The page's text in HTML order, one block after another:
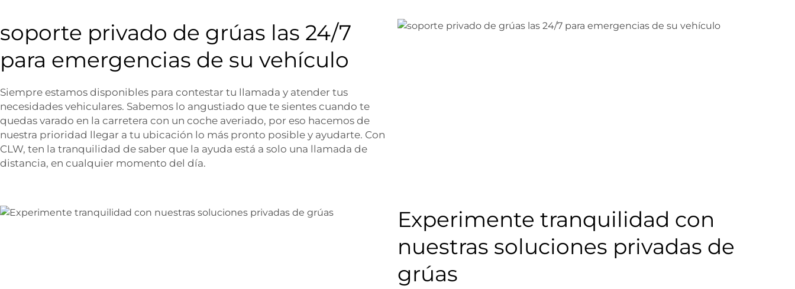
soporte privado de grúas las 24/7
para emergencias de su vehículo
Siempre estamos disponibles para contestar tu llamada y atender tus
necesidades vehiculares. Sabemos lo angustiado que te sientes cuando te
quedas varado en la carretera con un coche averiado, por eso hacemos de
nuestra prioridad llegar a tu ubicación lo más pronto posible y ayudarte. Con
CLW, ten la tranquilidad de saber que la ayuda está a solo una llamada de
distancia, en cualquier momento del día.
Experimente tranquilidad con
nuestras soluciones privadas de
grúas